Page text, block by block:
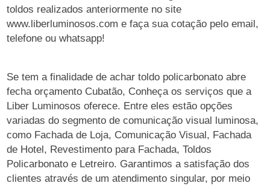
toldos realizados anteriormente no site
www.liberluminosos.com e faça sua cotação pelo email,
telefone ou whatsapp!
Se tem a finalidade de achar toldo policarbonato abre
fecha orçamento Cubatão, Conheça os serviços que a
Liber Luminosos oferece. Entre eles estão opções
variadas do segmento de comunicação visual luminosa,
como Fachada de Loja, Comunicação Visual, Fachada
de Hotel, Revestimento para Fachada, Toldos
Policarbonato e Letreiro. Garantimos a satisfação dos
clientes através de um atendimento singular, por meio